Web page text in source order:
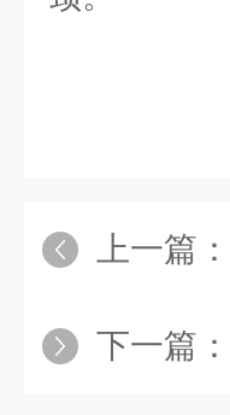
上一篇：
下一篇：